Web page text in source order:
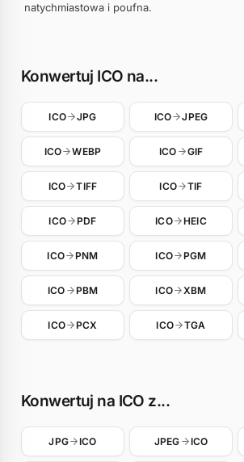
natychmiastowa i poufna.
Konwertuj ICO na...
ICO JPG ICO JPEG
ICO WEBP ICO GIF
ICO TIFF ICO TIF
ICO PDF ICO HEIC
ICO PNM ICO PGM
ICO PBM ICO XBM
ICO PCX ICO TGA
Konwertuj na ICO z...
JPG ICO JPEG ICO